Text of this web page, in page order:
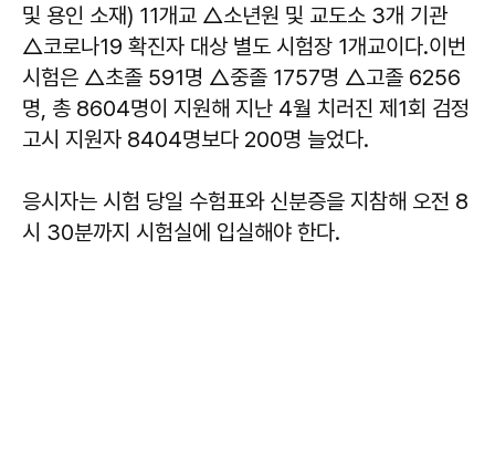
및 용인 소재) 11개교 △소년원 및 교도소 3개 기관
△코로나19 확진자 대상 별도 시험장 1개교이다.이번
시험은 △초졸 591명 △중졸 1757명 △고졸 6256
명, 총 8604명이 지원해 지난 4월 치러진 제1회 검정
고시 지원자 8404명보다 200명 늘었다.
응시자는 시험 당일 수험표와 신분증을 지참해 오전 8
시 30분까지 시험실에 입실해야 한다.